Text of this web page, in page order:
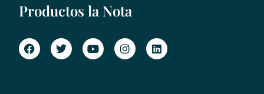
Productos la Nota